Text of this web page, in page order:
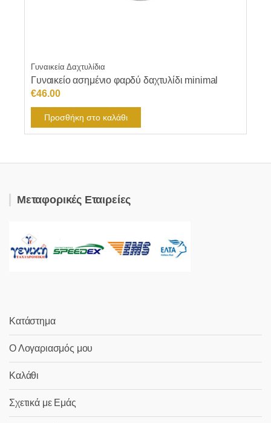
Γυναικεία Δαχτυλίδια
Γυναικείο ασημένιο φαρδύ δαχτυλίδι minimal
€46.00
Προσθήκη στο καλάθι
Μεταφορικές Εταιρείες
Κατάστημα
Ο Λογαριασμός μου
Καλάθι
Σχετικά με Εμάς